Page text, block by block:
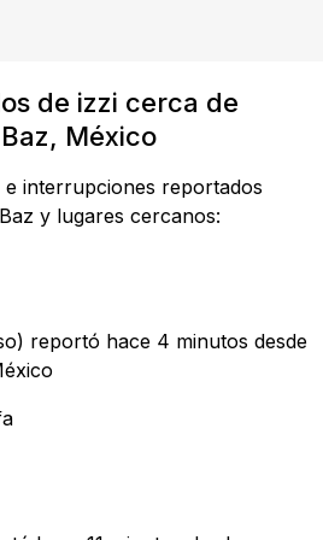
de izzi cerca de
México
interrupciones reportados
y lugares cercanos:
reportó hace 4 minutos desde